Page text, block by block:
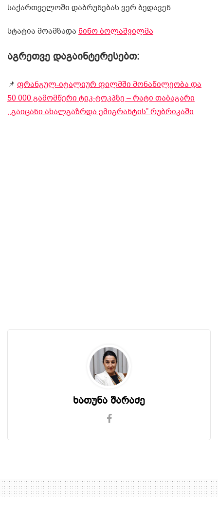
საქართველოში დაბრუნებას ვერ ბედავენ.
სტატია მოამზადა ნინო ბოლაშვილმა
აგრეთვე დაგაინტერესებთ:
📌 ფრანგულ-იტალიურ ფილმში მონაწილეობა და
50 000 გამომწერი ტიკ-ტოკპზე – რატი თაბაგარი
,,გაიცანი ახალგაზრდა ემიგრანტის” რუბრიკაში
ხათუნა შარაძე